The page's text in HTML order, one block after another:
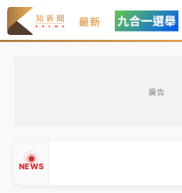
最新
廣告
NEWS
中信慈善基金會想增加董事人數
駁 理由曝光